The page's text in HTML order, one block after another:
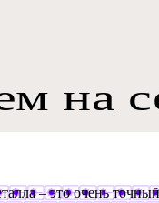
– это очень